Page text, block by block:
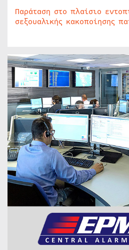
Παράταση στο πλαίσιο
σεξουαλικής κακοποίησης